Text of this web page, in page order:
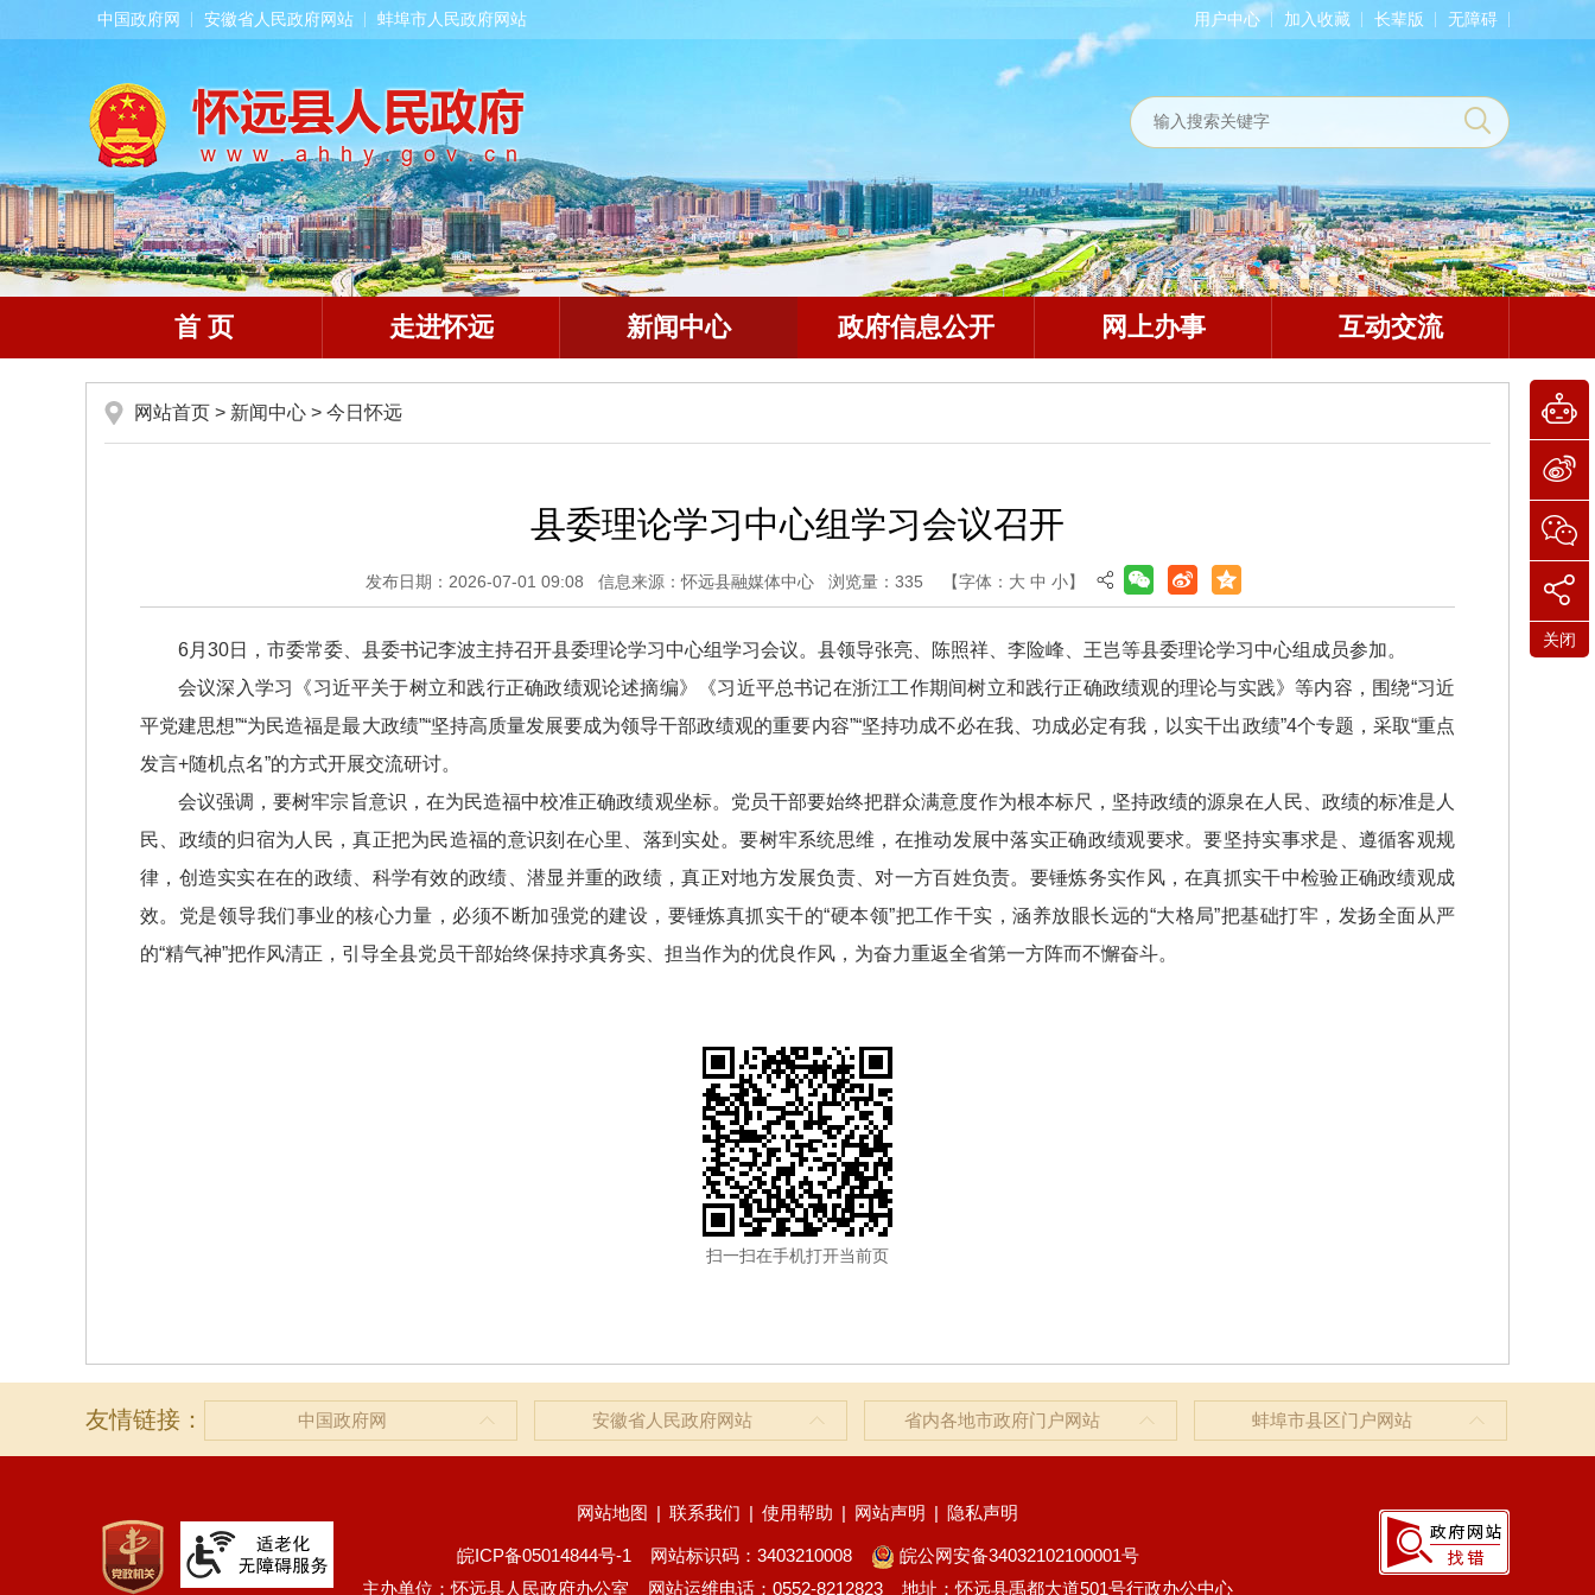
中国政府网 安徽省人民政府网站 蚌埠市人民政府网站 用户中心 加入收藏 长辈版 无障碍
首 页 走进怀远 新闻中心 政府信息公开 网上办事 互动交流
网站首页 > 新闻中心 > 今日怀远
县委理论学习中心组学习会议召开
发布日期：2026-07-01 09:08 信息来源：怀远县融媒体中心 浏览量： 335 【字体： 大 中 小】
6月30日，市委常委、县委书记李波主持召开县委理论学习中心组学习会议。县领导张亮、陈照祥、李险峰、王岂等县委理论学习中心组成员参加。
会议深入学习《习近平关于树立和践行正确政绩观论述摘编》《习近平总书记在浙江工作期间树立和践行正确政绩观的理论与实践》等内容，围绕“习近
平党建思想”“为民造福是最大政绩”“坚持高质量发展要成为领导干部政绩观的重要内容”“坚持功成不必在我、功成必定有我，以实干出政绩”4个专题，采取“重点
发言+随机点名”的方式开展交流研讨。
会议强调，要树牢宗旨意识，在为民造福中校准正确政绩观坐标。党员干部要始终把群众满意度作为根本标尺，坚持政绩的源泉在人民、政绩的标准是人
民、政绩的归宿为人民，真正把为民造福的意识刻在心里、落到实处。要树牢系统思维，在推动发展中落实正确政绩观要求。要坚持实事求是、遵循客观规
律，创造实实在在的政绩、科学有效的政绩、潜显并重的政绩，真正对地方发展负责、对一方百姓负责。要锤炼务实作风，在真抓实干中检验正确政绩观成
效。党是领导我们事业的核心力量，必须不断加强党的建设，要锤炼真抓实干的“硬本领”把工作干实，涵养放眼长远的“大格局”把基础打牢，发扬全面从严
的“精气神”把作风清正，引导全县党员干部始终保持求真务实、担当作为的优良作风，为奋力重返全省第一方阵而不懈奋斗。
扫一扫在手机打开当前页
友情链接： 中国政府网 安徽省人民政府网站 省内各地市政府门户网站 蚌埠市县区门户网站
网站地图 | 联系我们 | 使用帮助 | 网站声明 | 隐私声明
皖ICP备05014844号-1 网站标识码：3403210008
皖公网安备34032102100001号
主办单位：怀远县人民政府办公室
网站运维电话：0552-8212823 地址：怀远县禹都大道501号行政办公中心
关闭